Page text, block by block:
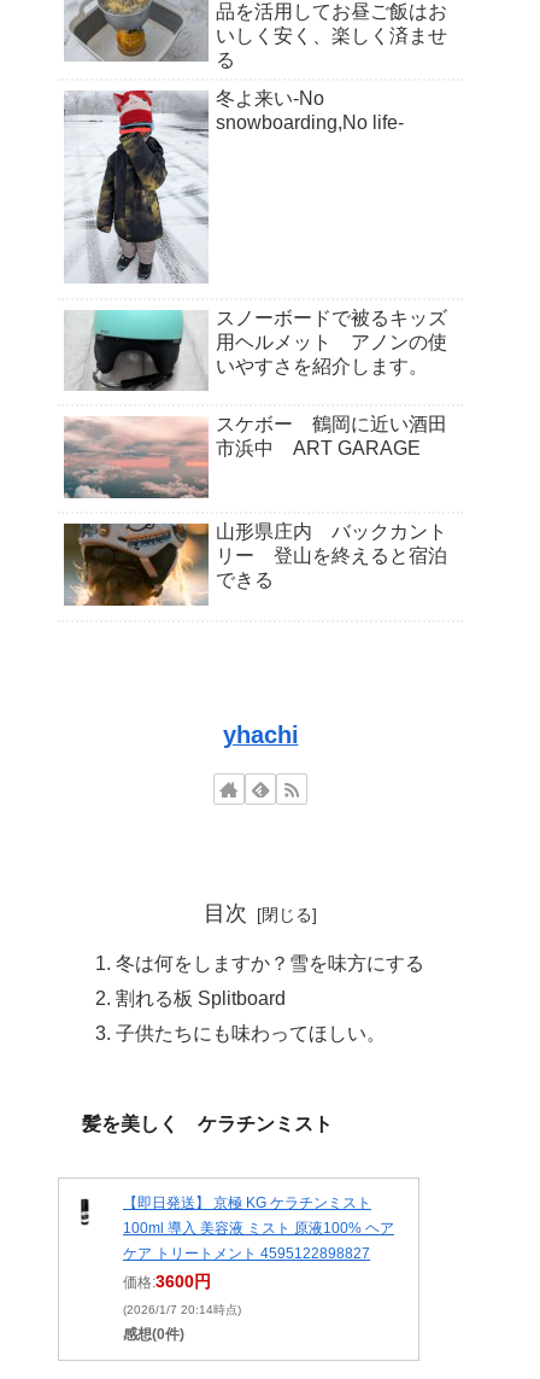
品を活用してお昼ご飯はお
いしく安く、楽しく済ませ
る
冬よ来い-No
snowboarding,No life-
スノーボードで被るキッズ
用ヘルメット アノンの使
いやすさを紹介します。
スケボー 鶴岡に近い酒田
市浜中 ART GARAGE
山形県庄内 バックカント
リー 登山を終えると宿泊
できる
yhachi
目次
冬は何をしますか？雪を味方にする
割れる板 Splitboard
子供たちにも味わってほしい。
髪を美しく ケラチンミスト
【即日発送】 京極 KG ケラチンミスト
100ml 導入 美容液 ミスト 原液100% ヘア
ケア トリートメント 4595122898827
価格:3600円
(2026/1/7 20:14時点)
感想(0件)